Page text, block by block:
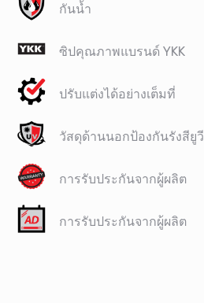
กันน้ำ
ซิปคุณภาพแบรนด์ YKK​
ปรับแต่งได้อย่างเต็มที่
วัสดุด้านนอกป้องกันรังสียูวี
การรับประกันจากผู้ผลิต
การรับประกันจากผู้ผลิต